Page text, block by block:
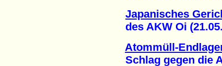
Japanisches
des AKW Oi
Atommüll-
Schlag gegen die